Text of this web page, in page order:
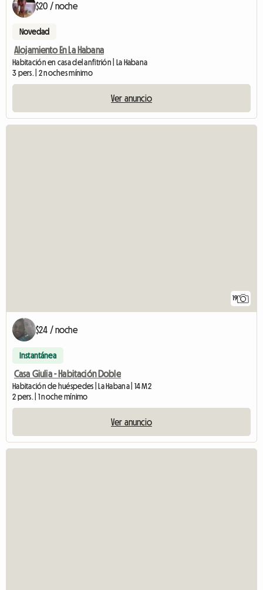
$20 / noche
Novedad
Alojamiento En La Habana
Habitación en casa del anfitrión | La Habana
3 pers. | 2 noches mínimo
Ver anuncio
19
$24 / noche
Instantánea
Casa Giulia - Habitación Doble
Habitación de huéspedes | La Habana | 14 M2
2 pers. | 1 noche mínimo
Ver anuncio